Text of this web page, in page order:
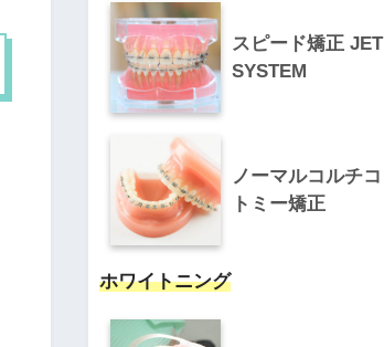
スピード矯正 JET
SYSTEM
ノーマルコルチコ
トミー矯正
ホワイトニング